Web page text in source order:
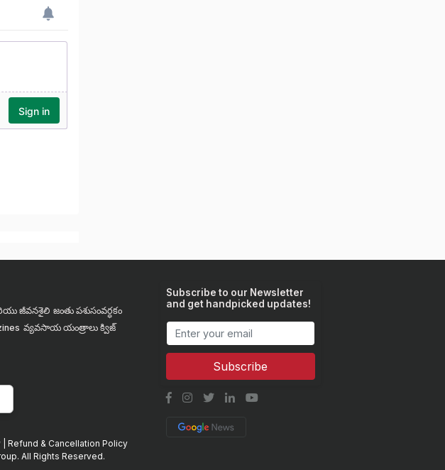
జీవనశైలి జంతు పశుసంవర్ధకం
వ్యవసాయ యంత్రాలుక్విజ్
Subscribe to our Newsletter
and get handpicked updates!
Subscribe
| Refund & Cancellation Policy
All Rights Reserved.